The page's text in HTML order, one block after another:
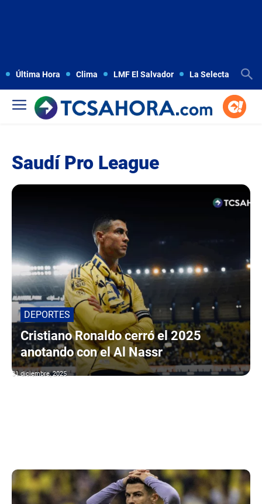
Última Hora Clima LMF El Salvador La Selecta
Saudí Pro League
DEPORTES
Cristiano Ronaldo cerró el 2025
anotando con el Al Nassr
31 diciembre, 2025